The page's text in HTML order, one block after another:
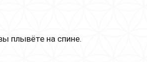
плывёте на спине.